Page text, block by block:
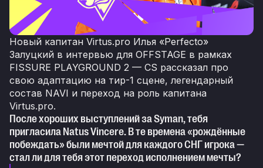
Новый капитан Virtus.pro Илья «Perfecto»
Залуцкий в интервью для OFFSTAGE в рамках
FISSURE PLAYGROUND 2 — CS рассказал про
свою адаптацию на тир-1 сцене, легендарный
состав NAVI и переход на роль капитана
Virtus.pro.
После хороших выступлений за Syman, тебя
пригласила Natus Vincere. В те времена «рождённые
побеждать» были мечтой для каждого СНГ игрока —
стал ли для тебя этот переход исполнением мечты?